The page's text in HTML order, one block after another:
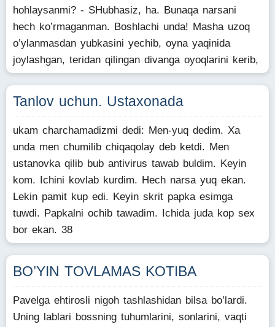
hohlaysanmi? - SHubhasiz, ha. Bunaqa narsani
hech ko’rmaganman. Boshlachi unda! Masha uzoq
o’ylanmasdan yubkasini yechib, oyna yaqinida
joylashgan, teridan qilingan divanga oyoqlarini kerib,
Tanlov uchun. Ustaxonada
ukam charchamadizmi dedi: Men-yuq dedim. Xa
unda men chumilib chiqaqolay deb ketdi. Men
ustanovka qilib bub antivirus tawab buldim. Keyin
kom. Ichini kovlab kurdim. Hech narsa yuq ekan.
Lekin pamit kup edi. Keyin skrit papka esimga
tuwdi. Papkalni ochib tawadim. Ichida juda kop sex
bor ekan. 38
BO’YIN TOVLAMAS KOTIBA
Pavelga ehtirosli nigoh tashlashidan bilsa bo’lardi.
Uning lablari bossning tuhumlarini, sonlarini, vaqti